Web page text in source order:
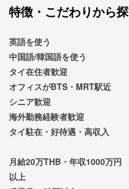
特徴・こだわりから
英語を使う
中国語/韓国語を使う
タイ在住者歓迎
オフィスがBTS・MRT駅近
シニア歓迎
海外勤務経験者歓迎
タイ駐在・好待遇・高収入
月給20万THB・年収1000万円
以上